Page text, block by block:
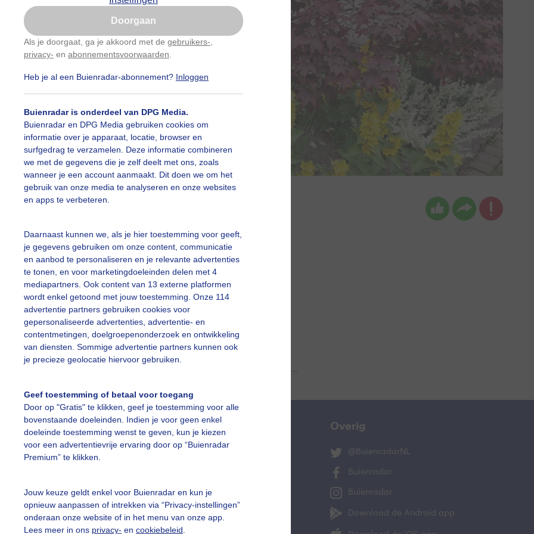
Doorgaan
Als je doorgaat, ga je akkoord met de gebruikers-
privacy- en abonnementsvoorwaarden
Heb je al een Buienradar-abonnement? Inloggen
Buienradar is onderdeel van DPG Media.
Buienradar en DPG Media gebruiken cookies om
informatie over je apparaat, locatie, browser en
surfgedrag te verzamelen. Deze informatie combineren
we met de gegevens die je zelf deelt met ons, zoals
wanneer je een account aanmaakt. Dit doen we om het
gebruik van onze media te analyseren en onze websites
en apps te verbeteren.
Daarnaast kunnen we, als je hier toestemming voor geeft,
je gegevens gebruiken om onze content, communicatie
en aanbod te personaliseren en je relevante advertenties
te tonen, en voor marketingdoeleinden delen met 4
mediapartners. Ook content van 13 externe platformen
wordt enkel getoond met jouw toestemming. Onze 114
advertentie partners gebruiken cookies voor
gepersonaliseerde advertenties, advertentie- en
contentmetingen, doelgroepenonderzoek en ontwikkeling
van diensten. Sommige advertentie partners kunnen ook
je precieze geolocatie hiervoor gebruiken.
Geef toestemming of betaal voor toegang
Door op "Gratis" te klikken, geef je toestemming voor alle
bovenstaande doeleinden. Indien je voor geen enkel
doeleinde toestemming wenst te geven, kun je kiezen
voor een advertentievrije ervaring door op “Buienradar
Premium” te klikken.
Jouw keuze geldt enkel voor Buienradar en kun je
opnieuw aanpassen of intrekken via “Privacy-instellingen”
onderaan onze website of in het menu van onze app.
Lees meer in ons privacy- en cookiebeleid
weer voor de zomerbloeiers
slideshow
vragen
Mijn weer
De Bilt
Overig
@BuienradarNL
Buienradar
Buienradar
Download de Android app
Nu niet, misschien later
Gebruik je Safari en wil je niet elke dag deze pop-up
Klikhierom dit aan te passen